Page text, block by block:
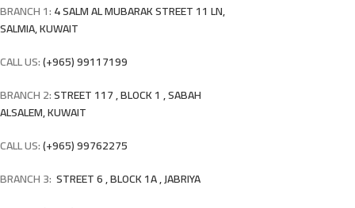
BRANCH 1:4 SALM AL MUBARAK STREET 11 LN,
SALMIA, KUWAIT
CALL US:(+965) 99117199
BRANCH 2:STREET 117 , BLOCK 1 , SABAH
ALSALEM, KUWAIT
CALL US:(+965) 99762275
BRANCH 3: STREET 6 , BLOCK 1A , JABRIYA